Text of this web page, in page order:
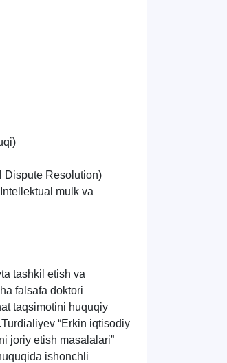
Dispute Resolution)
mulk va
tashkil etish va
falsafa doktori
taqsimotini huquqiy
.Turdialiyev “Erkin iqtisodiy
joriy etish masalalari”
ishonchli